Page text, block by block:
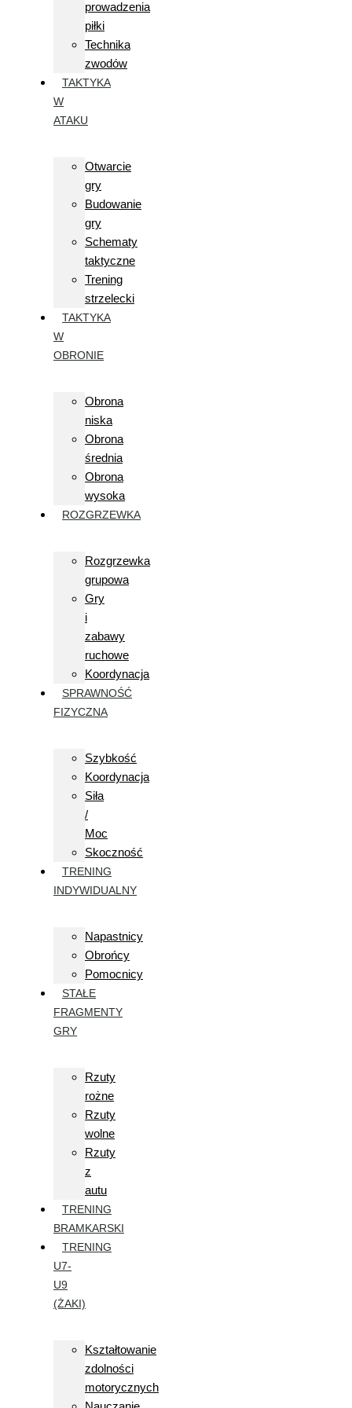
prowadzenia
piłki
Technika
zwodów
TAKTYKA
W
ATAKU
Otwarcie
gry
Budowanie
gry
Schematy
taktyczne
Trening
strzelecki
TAKTYKA
W
OBRONIE
Obrona
niska
Obrona
średnia
Obrona
wysoka
ROZGRZEWKA
Rozgrzewka
grupowa
Gry
i
zabawy
ruchowe
Koordynacja
SPRAWNOŚĆ
FIZYCZNA
Szybkość
Koordynacja
Siła
/
Moc
Skoczność
TRENING
INDYWIDUALNY
Napastnicy
Obrońcy
Pomocnicy
STAŁE
FRAGMENTY
GRY
Rzuty
rożne
Rzuty
wolne
Rzuty
z
autu
TRENING
BRAMKARSKI
TRENING
U7-
U9
(ŻAKI)
Kształtowanie
zdolności
motorycznych